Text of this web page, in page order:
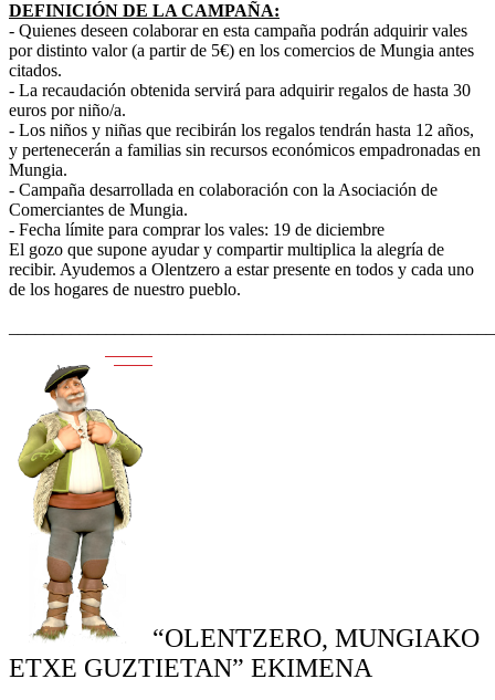
DEFINICIÓN DE LA CAMPAÑA:
- Quienes deseen colaborar en esta campaña podrán adquirir vales
por distinto valor (a partir de 5€) en los comercios de Mungia antes
citados.
- La recaudación obtenida servirá para adquirir regalos de hasta 30
euros por niño/a.
- Los niños y niñas que recibirán los regalos tendrán hasta 12 años,
y pertenecerán a familias sin recursos económicos empadronadas en
Mungia.
- Campaña desarrollada en colaboración con la Asociación de
Comerciantes de Mungia.
- Fecha límite para comprar los vales: 19 de diciembre
El gozo que supone ayudar y compartir multiplica la alegría de
recibir. Ayudemos a Olentzero a estar presente en todos y cada uno
de los hogares de nuestro pueblo.
“OLENTZERO, MUNGIAKO
ETXE GUZTIETAN” EKIMENA